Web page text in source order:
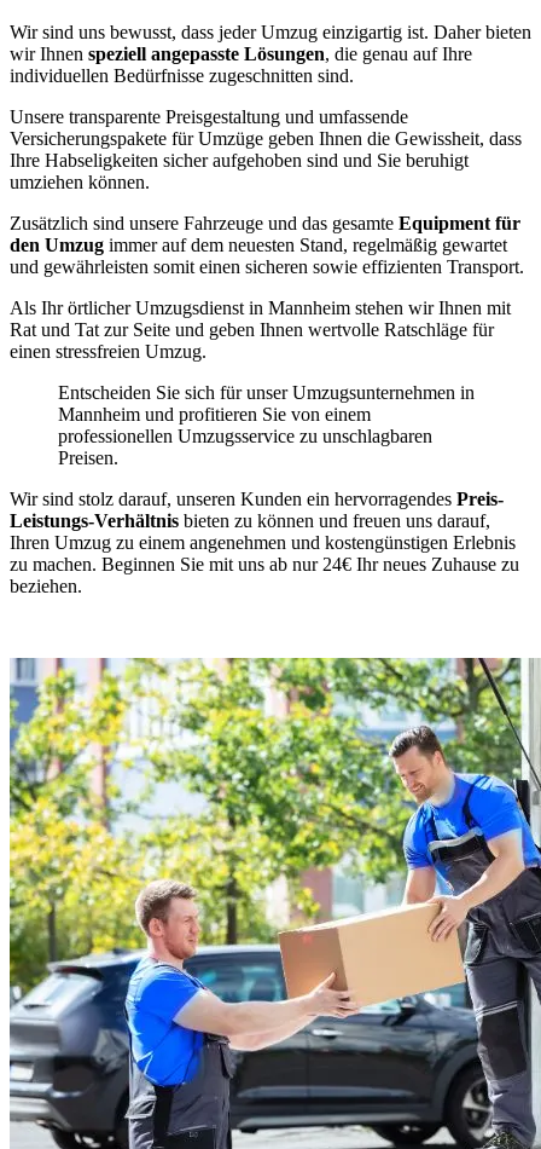
Wir sind uns bewusst, dass jeder Umzug einzigartig ist. Daher bieten
wir Ihnen speziell angepasste Lösungen, die genau auf Ihre
individuellen Bedürfnisse zugeschnitten sind.
Unsere transparente Preisgestaltung und umfassende
Versicherungspakete für Umzüge geben Ihnen die Gewissheit, dass
Ihre Habseligkeiten sicher aufgehoben sind und Sie beruhigt
umziehen können.
Zusätzlich sind unsere Fahrzeuge und das gesamte Equipment für
den Umzug immer auf dem neuesten Stand, regelmäßig gewartet
und gewährleisten somit einen sicheren sowie effizienten Transport.
Als Ihr örtlicher Umzugsdienst in Mannheim stehen wir Ihnen mit
Rat und Tat zur Seite und geben Ihnen wertvolle Ratschläge für
einen stressfreien Umzug.
Entscheiden Sie sich für unser Umzugsunternehmen in
Mannheim und profitieren Sie von einem
professionellen Umzugsservice zu unschlagbaren
Preisen.
Wir sind stolz darauf, unseren Kunden ein hervorragendes Preis-
Leistungs-Verhältnis bieten zu können und freuen uns darauf,
Ihren Umzug zu einem angenehmen und kostengünstigen Erlebnis
zu machen. Beginnen Sie mit uns ab nur 24€ Ihr neues Zuhause zu
beziehen.